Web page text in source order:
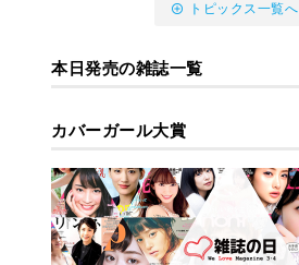
トピックス一覧へ
本日発売の雑誌一覧
カバーガール大賞